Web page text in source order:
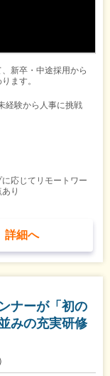
新卒・中途採用から
ます。
経験から人事に挑戦
応じてリモートワー
り
詳細へ
ナーが「初の
みの充実研修